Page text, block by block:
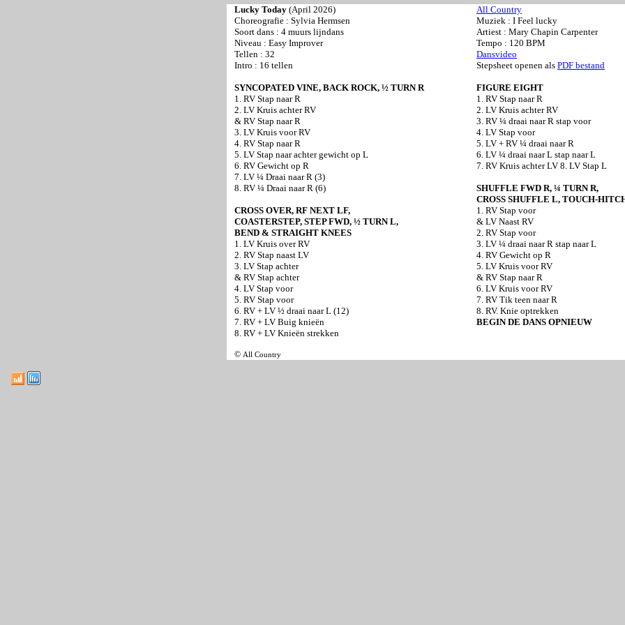
Lucky Today (April 2026)
Choreografie : Sylvia Hermsen
Soort dans : 4 muurs lijndans
Niveau : Easy Improver
Tellen : 32
Intro : 16 tellen
All Country
Muziek : I Feel lucky
Artiest : Mary Chapin Carpenter
Tempo : 120 BPM
Dansvideo
Stepsheet openen als PDF bestand
SYNCOPATED VINE, BACK ROCK, ½ TURN R
1. RV Stap naar R
2. LV Kruis achter RV
& RV Stap naar R
3. LV Kruis voor RV
4. RV Stap naar R
5. LV Stap naar achter gewicht op L
6. RV Gewicht op R
7. LV ¼ Draai naar R (3)
8. RV ¼ Draai naar R (6)
CROSS OVER, RF NEXT LF,
COASTERSTEP, STEP FWD, ½ TURN L,
BEND & STRAIGHT KNEES
1. LV Kruis over RV
2. RV Stap naast LV
3. LV Stap achter
& RV Stap achter
4. LV Stap voor
5. RV Stap voor
6. RV + LV ½ draai naar L (12)
7. RV + LV Buig knieën
8. RV + LV Knieën strekken
FIGURE EIGHT
1. RV Stap naar R
2. LV Kruis achter RV
3. RV ¼ draai naar R stap voor
4. LV Stap voor
5. LV + RV ¼ draai naar R
6. LV ¼ draai naar L stap naar L
7. RV Kruis achter LV 8. LV Stap L
SHUFFLE FWD R, ¼ TURN R,
CROSS SHUFFLE L, TOUCH-
1. RV Stap voor
& LV Naast RV
2. RV Stap voor
3. LV ¼ draai naar R stap naar L
4. RV Gewicht op R
5. LV Kruis voor RV
& RV Stap naar R
6. LV Kruis voor RV
7. RV Tik teen naar R
8. RV. Knie optrekken
BEGIN DE DANS OPNIEUW
© All Country